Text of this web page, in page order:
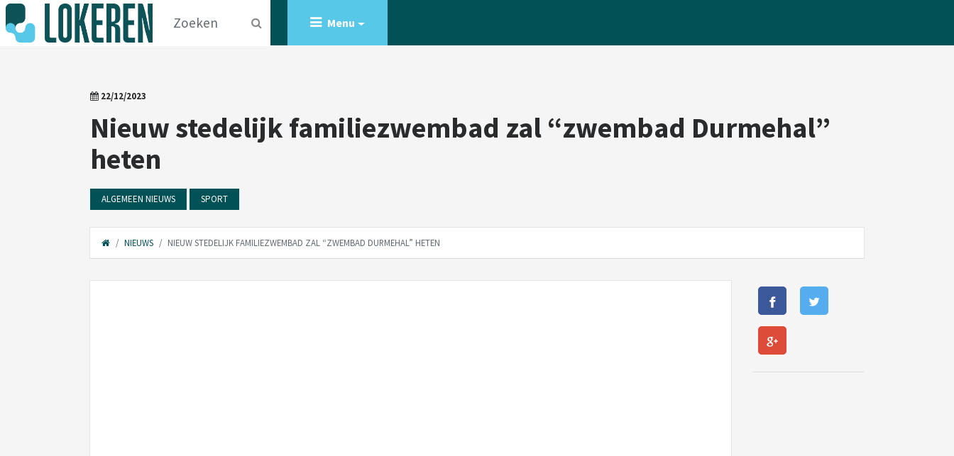
Menu
22/12/2023
Nieuw stedelijk familiezwembad zal “zwembad Durmehal”
heten
ALGEMEEN NIEUWS SPORT
NIEUWS NIEUW STEDELIJK FAMILIEZWEMBAD ZAL “ZWEMBAD DURMEHAL” HETEN